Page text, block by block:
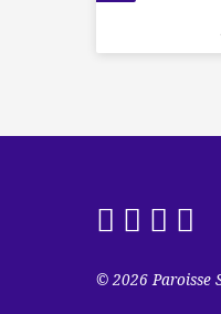
© 2026 Paroisse